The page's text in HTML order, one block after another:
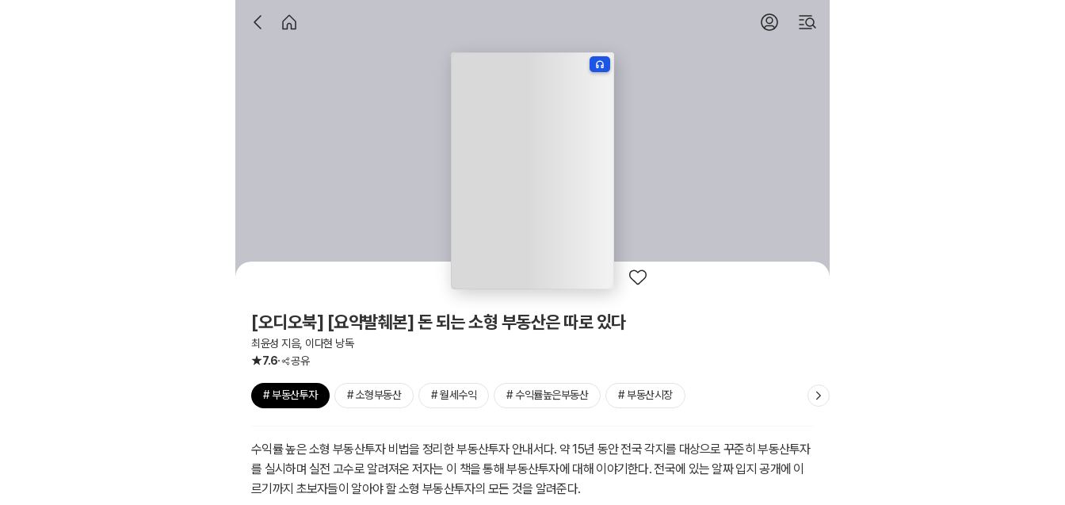
[오디오북] [요약발췌본] 돈 되는 소형 부동산은 따로 있다
최윤성 지음, 이다현 낭독
7.6
공유
# 부동산투자 # 소형부동산 # 월세수익 # 수익률높은부동산 # 부동산시장
수익률 높은 소형 부동산투자 비법을 정리한 부동산투자 안내서다. 약 15년 동안 전국 각지를 대상으로 꾸준히 부동산투자
를 실시하며 실전 고수로 알려져온 저자는 이 책을 통해 부동산투자에 대해 이야기한다. 전국에 있는 알짜 입지 공개에 이
르기까지 초보자들이 알아야 할 소형 부동산투자의 모든 것을 알려준다.